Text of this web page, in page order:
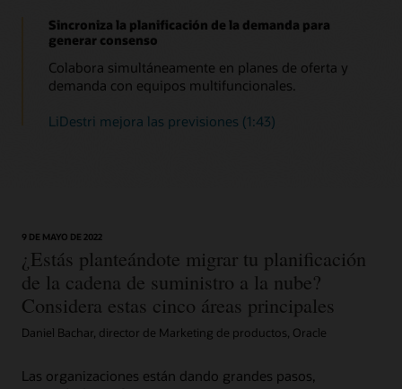
previsiones
Supervisa y diagnostica las causas fundamentales de los
seguimiento de las mejoras por segmento.
Ejecuta el plan
según la configuración más reciente de demanda, oferta y
políticas.
Lee el resumen de la solución de planificación de
Sincroniza la planificación de la demanda para
generar consenso
Colabora simultáneamente en planes de oferta y
demanda con equipos multifuncionales.
LiDestri mejora las previsiones (1:43)
9 DE MAYO DE 2022
¿Estás planteándote migrar tu planificación
de la cadena de suministro a la nube?
Considera estas cinco áreas principales
Daniel Bachar, director de Marketing de productos, Oracle
Las organizaciones están dando grandes pasos,